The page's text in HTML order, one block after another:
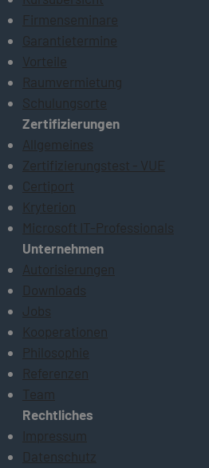
Firmenseminare
Garantietermine
Vorteile
Raumvermietung
Schulungsorte
Zertifizierungen
Allgemeines
Zertifizierungstest - VUE
Certiport
Kryterion
Microsoft IT-Professionals
Unternehmen
Autorisierungen
Downloads
Jobs
Kooperationen
Philosophie
Referenzen
Team
Rechtliches
Impressum
Datenschutz